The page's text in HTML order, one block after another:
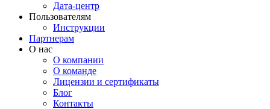
Дата-центр
Пользователям
Инструкции
Партнерам
О нас
О компании
О команде
Лицензии и сертификаты
Блог
Контакты